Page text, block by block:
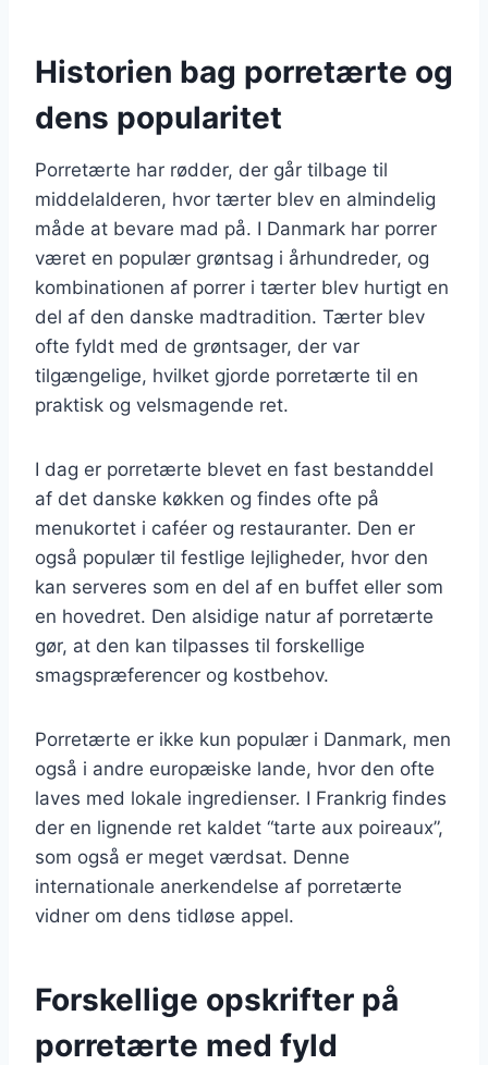
Historien bag porretærte og
dens popularitet
Porretærte har rødder, der går tilbage til
middelalderen, hvor tærter blev en almindelig
måde at bevare mad på. I Danmark har porrer
været en populær grøntsag i århundreder, og
kombinationen af porrer i tærter blev hurtigt en
del af den danske madtradition. Tærter blev
ofte fyldt med de grøntsager, der var
tilgængelige, hvilket gjorde porretærte til en
praktisk og velsmagende ret.
I dag er porretærte blevet en fast bestanddel
af det danske køkken og findes ofte på
menukortet i caféer og restauranter. Den er
også populær til festlige lejligheder, hvor den
kan serveres som en del af en buffet eller som
en hovedret. Den alsidige natur af porretærte
gør, at den kan tilpasses til forskellige
smagspræferencer og kostbehov.
Porretærte er ikke kun populær i Danmark, men
også i andre europæiske lande, hvor den ofte
laves med lokale ingredienser. I Frankrig findes
der en lignende ret kaldet “tarte aux poireaux”,
som også er meget værdsat. Denne
internationale anerkendelse af porretærte
vidner om dens tidløse appel.
Forskellige opskrifter på
porretærte med fyld